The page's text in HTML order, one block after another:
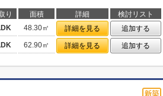
り 面積 詳細
検討リスト
48.30㎡ 詳細を見る
追加する
62.90㎡ 詳細を見る 追加する